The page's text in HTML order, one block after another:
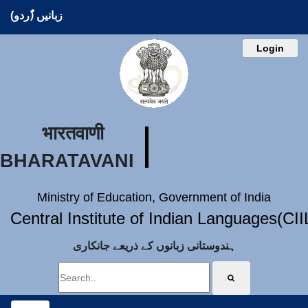
زبانیں (ُردو)
Login
भारतवाणी
BHARATAVANI
Ministry of Education, Government of India
Central Institute of Indian
ہندوستانی زبانوں کے ذریعے جانکاری